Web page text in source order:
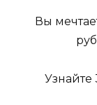
Вы
Узнайте